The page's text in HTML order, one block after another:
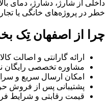
داخلی از شارژ، دشارژ، دمای
خطر در پروژه‌های خانگی یا
چرا از اصفهان تِک
ارائه گارانتی و اصالت کالا
مشاوره تخصصی رایگان
امکان ارسال سریع و
پشتیبانی پس از فروش
قیمت رقابتی و شرایط